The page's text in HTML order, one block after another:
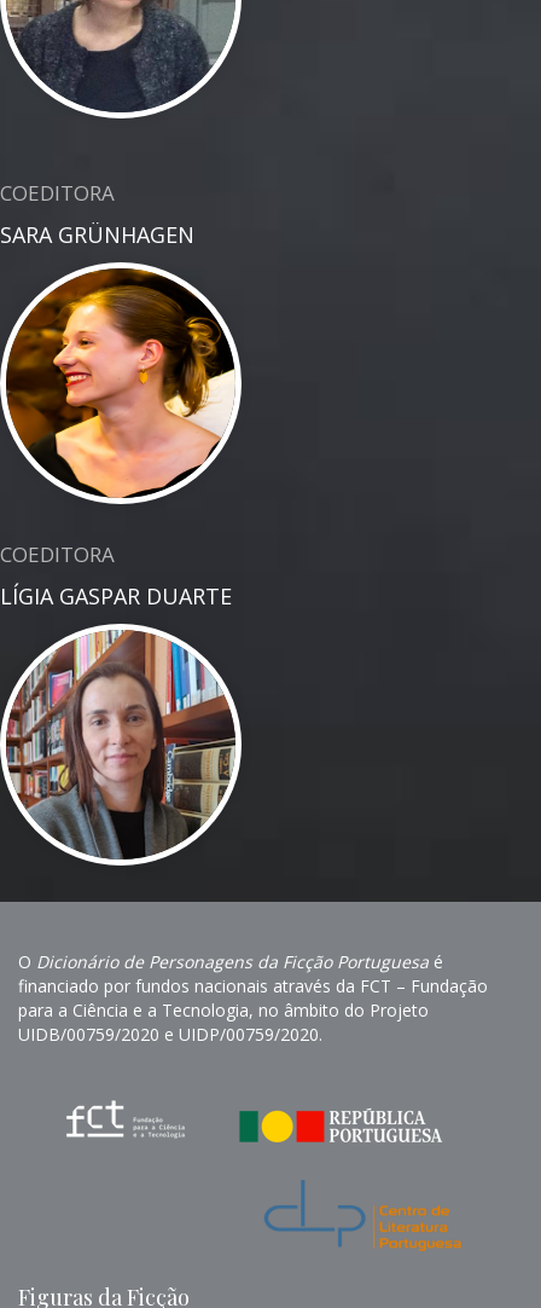
COEDITORA
SARA GRÜNHAGEN
COEDITORA
LÍGIA GASPAR DUARTE
O Dicionário de Personagens da Ficção Portuguesa é
financiado por fundos nacionais através da FCT – Fundação
para a Ciência e a Tecnologia, no âmbito do Projeto
UIDB/00759/2020 e UIDP/00759/2020.
Figuras da Ficção